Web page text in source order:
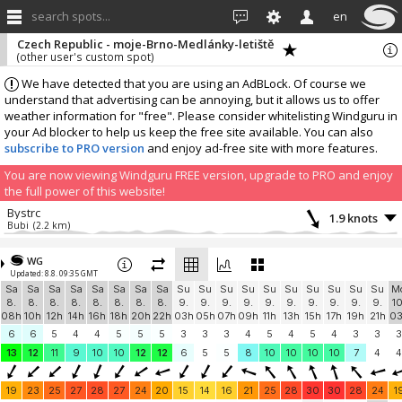
search spots... en
We have detected that you are using an AdBLock. Of course we
understand that advertising can be annoying, but it allows us to offer
weather information for "free". Please consider whitelisting Windguru in
your Ad blocker to help us keep the free site available. You can also
subscribe to PRO version and enjoy ad-free site with more features.
You are now viewing Windguru FREE version, upgrade to PRO and enjoy
the full power of this website!
Czech Republic - moje-Brno-Medlánky-letiště
(other user's custom spot)
Bystrc
Bubi (2.2 km) 1.9 knots
F4 ŠKOLA WINDSURFINGU
Vojtěch Kaczur (37.7 km)
Wake Merkur
Wake Park Merkur (37.8 km)
4.3 knots
Nové Mlýny III
Šakvice (39.4 km)
? knots
Czech Republic
Devin PG TOP 559m n. (41.6 km) 3.1 knots
WG
Updated: 8.8. 09:35 GMT
Sa
8.
08h
Sa
8.
10h
Sa
8.
12h
Sa
8.
14h
Sa
8.
16h
Sa
8.
18h
Sa
8.
20h
Sa
8.
22h
Su
9.
03h
Su
9.
05h
Su
9.
07h
Su
9.
09h
Su
9.
11h
Su
9.
13h
Su
9.
15h
Su
9.
17h
Su
9.
19h
Su
9.
21h
6
6 5 4 4 5 5 5 3 3 3 4 5 4 5 4 3 3
3
13
12 11 9 10 10 12 12 6 5 5 8 10 10 10 10 7 4 4
19 23 25 27 28 27 24 20 15 14 16 21 25 28 30 30 28 24